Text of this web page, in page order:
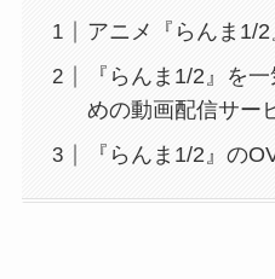
アニメ『らんま1/
『らんま1/2』を
めの動画配信サー
『らんま1/2』の